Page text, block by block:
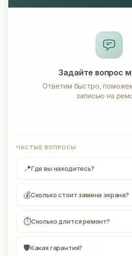
Задайте вопрос
Ответим быстро,
записью на
ЧАСТЫЕ ВОПРОСЫ
📍Где вы находитесь?
💰Сколько стоит замена экрана?
⏱Сколько длится ремонт?
🛡Какая гарантия?